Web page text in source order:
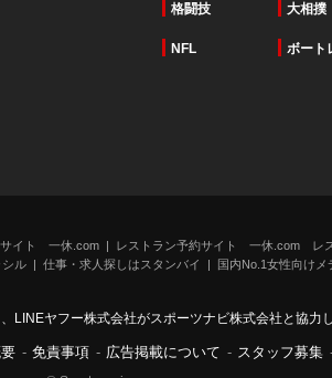
格闘技 大相撲
NFL ボート
サイト 一休.com
レストラン予約サイト 一休.com レ
シル 仕事・求人探しはスタンバイ
国内No.1女性向けメ
LINEヤフー株式会社がスポーツナビ株式会社と協力
- 免責事項 - 広告掲載について - スタッフ募集